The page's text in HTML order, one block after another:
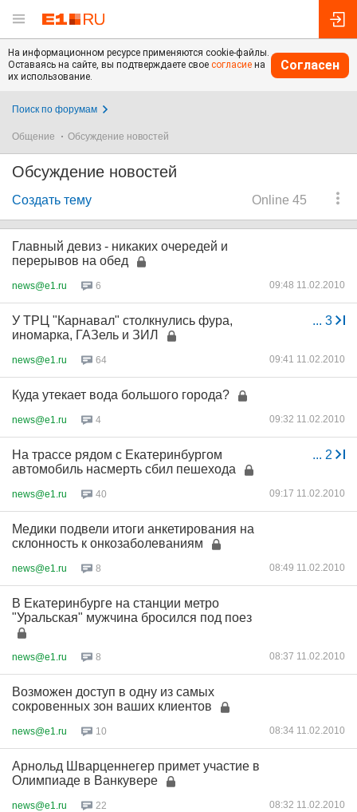
На информационном ресурсе применяются cookie-файлы.
Оставаясь на сайте, вы подтверждаете свое согласие на
их использование.
Согласен
Поиск по форумам
Общение Обсуждение новостей
Обсуждение новостей
Online 45
Создать тему
Главный девиз - никаких очередей и
перерывов на обед
news@e1.ru 6 09:48 11.02.2010
... 3
У ТРЦ "Карнавал" столкнулись фура,
иномарка, ГАЗель и ЗИЛ
news@e1.ru 64 09:41 11.02.2010
Куда утекает вода большого города?
news@e1.ru 4 09:32 11.02.2010
... 2
На трассе рядом с Екатеринбургом
автомобиль насмерть сбил пешехода
news@e1.ru 40 09:17 11.02.2010
Медики подвели итоги анкетирования на
склонность к онкозаболеваниям
news@e1.ru 8 08:49 11.02.2010
В Екатеринбурге на станции метро
"Уральская" мужчина бросился под поез
news@e1.ru 8 08:37 11.02.2010
Возможен доступ в одну из самых
сокровенных зон ваших клиентов
news@e1.ru 10 08:34 11.02.2010
Арнольд Шварценнегер примет участие в
Олимпиаде в Ванкувере
news@e1.ru 22 08:32 11.02.2010